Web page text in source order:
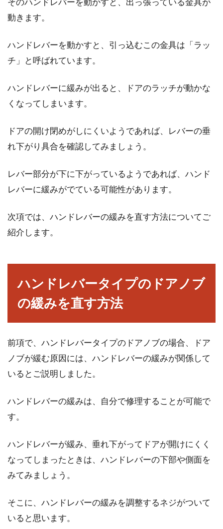
軽量鉄骨のアパート・戸建ての耐用
年数はどのくらいなの？
っしゃるでしょう。新しく住む家は、耐久性が
あり、防...
非常ベルが鳴り止まない！誤作動な
「オオカミ少年」というお話をご存知でしょう
かしていた少...
鉄骨造の柱の寸法の違いとは？メリ
ットなどをご紹介！
新築の住宅やアパートの建築において、建物を
窓を選ぶならどっち？「リクシル」
欠ですし...
らどちらがよりお得なの？
動きます。
ハンドレバーを動かすと、引っ込むこの金具は「ラッ
チ」と呼ばれています。
ハンドレバーに緩みが出ると、ドアのラッチが動かな
くなってしまいます。
ドアの開け閉めがしにくいようであれば、レバーの垂
れ下がり具合を確認してみましょう。
レバー部分が下に下がっているようであれば、ハンド
レバーに緩みがでている可能性があります。
次項では、ハンドレバーの緩みを直す方法についてご
紹介します。
ハンドレバータイプのドアノブ
の緩みを直す方法
前項で、ハンドレバータイプのドアノブの場合、ドア
ノブが緩む原因には、ハンドレバーの緩みが関係して
いるとご説明しました。
ハンドレバーの緩みは、自分で修理することが可能で
す。
ハンドレバーが緩み、垂れ下がってドアが開けにくく
なってしまったときは、ハンドレバーの下部や側面を
みてみましょう。
そこに、ハンドレバーの緩みを調整するネジがついて
いると思います。